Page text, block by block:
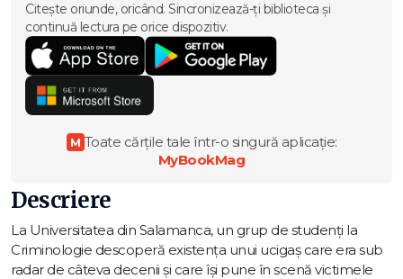
Citește oriunde, oricând. Sincronizează-ți biblioteca și
continuă lectura pe orice dispozitiv.
M Toate cărțile tale într-o singură aplicație:
MyBookMag
Descriere
La Universitatea din Salamanca, un grup de studenți la
Criminologie descoperă existența unui ucigaș care era sub
radar de câteva decenii și care își pune în scenă victimele